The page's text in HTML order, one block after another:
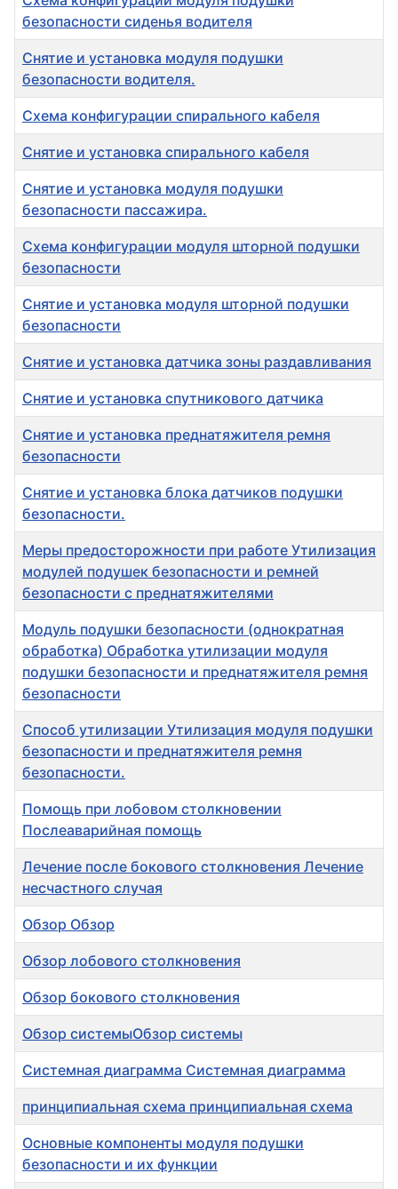
безопасности сиденья водителя
Снятие и установка модуля подушки
безопасности водителя.
Схема конфигурации спирального кабеля
Снятие и установка спирального кабеля
Снятие и установка модуля подушки
безопасности пассажира.
Схема конфигурации модуля шторной подушки
безопасности
Снятие и установка модуля шторной подушки
безопасности
Снятие и установка датчика зоны раздавливания
Снятие и установка спутникового датчика
Снятие и установка преднатяжителя ремня
безопасности
Снятие и установка блока датчиков подушки
безопасности.
Меры предосторожности при работе Утилизация
модулей подушек безопасности и ремней
безопасности с преднатяжителями
Модуль подушки безопасности (однократная
обработка) Обработка утилизации модуля
подушки безопасности и преднатяжителя ремня
безопасности
Способ утилизации Утилизация модуля подушки
безопасности и преднатяжителя ремня
безопасности.
Помощь при лобовом столкновении
Послеаварийная помощь
Лечение после бокового столкновения Лечение
несчастного случая
Обзор Обзор
Обзор лобового столкновения
Обзор бокового столкновения
Обзор системыОбзор системы
Системная диаграмма Системная диаграмма
принципиальная схема принципиальная схема
Основные компоненты модуля подушки
безопасности и их функции